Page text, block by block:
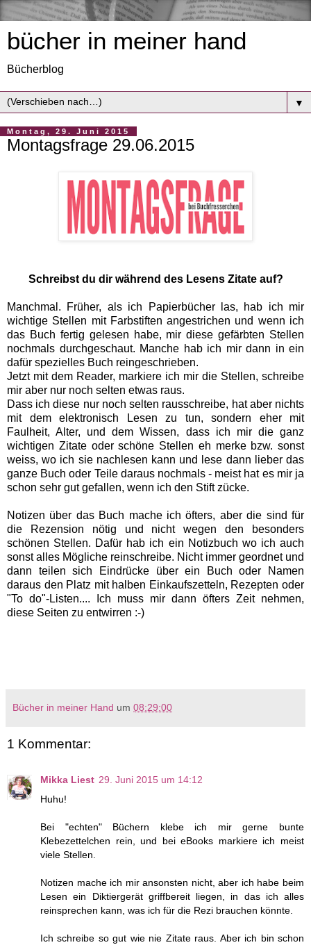
bücher in meiner hand
Bücherblog
▼
Montag, 29. Juni 2015
Montagsfrage 29.06.2015
Schreibst du dir während des Lesens Zitate auf?
Manchmal. Früher, als ich Papierbücher las, hab ich mir
wichtige Stellen mit Farbstiften angestrichen und wenn ich
das Buch fertig gelesen habe, mir diese gefärbten Stellen
nochmals durchgeschaut. Manche hab ich mir dann in ein
dafür spezielles Buch reingeschrieben.
Jetzt mit dem Reader, markiere ich mir die Stellen, schreibe
mir aber nur noch selten etwas raus.
Dass ich diese nur noch selten rausschreibe, hat aber nichts
mit dem elektronisch Lesen zu tun, sondern eher mit
Faulheit, Alter, und dem Wissen, dass ich mir die ganz
wichtigen Zitate oder schöne Stellen eh merke bzw. sonst
weiss, wo ich sie nachlesen kann und lese dann lieber das
ganze Buch oder Teile daraus nochmals - meist hat es mir ja
schon sehr gut gefallen, wenn ich den Stift zücke.
Notizen über das Buch mache ich öfters, aber die sind für
die Rezension nötig und nicht wegen den besonders
schönen Stellen. Dafür hab ich ein Notizbuch wo ich auch
sonst alles Mögliche reinschreibe. Nicht immer geordnet und
dann teilen sich Eindrücke über ein Buch oder Namen
daraus den Platz mit halben Einkaufszetteln, Rezepten oder
"To do"-Listen.... Ich muss mir dann öfters Zeit nehmen,
diese Seiten zu entwirren :-)
Bücher in meiner Hand um 08:29:00
1 Kommentar:
Mikka Liest 29. Juni 2015 um 14:12
Huhu!
Bei "echten" Büchern klebe ich mir gerne bunte
Klebezettelchen rein, und bei eBooks markiere ich meist
viele Stellen.
Notizen mache ich mir ansonsten nicht, aber ich habe beim
Lesen ein Diktiergerät griffbereit liegen, in das ich alles
reinsprechen kann, was ich für die Rezi brauchen könnte.
Ich schreibe so gut wie nie Zitate raus. Aber ich bin schon